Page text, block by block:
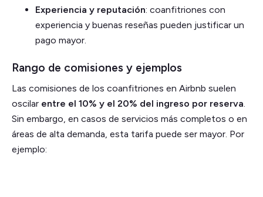
Experiencia y reputación: coanfitriones con
experiencia y buenas reseñas pueden justificar un
pago mayor.
Rango de comisiones y ejemplos
Las comisiones de los coanfitriones en Airbnb suelen
oscilar entre el 10% y el 20% del ingreso por reserva.
Sin embargo, en casos de servicios más completos o en
áreas de alta demanda, esta tarifa puede ser mayor. Por
ejemplo: